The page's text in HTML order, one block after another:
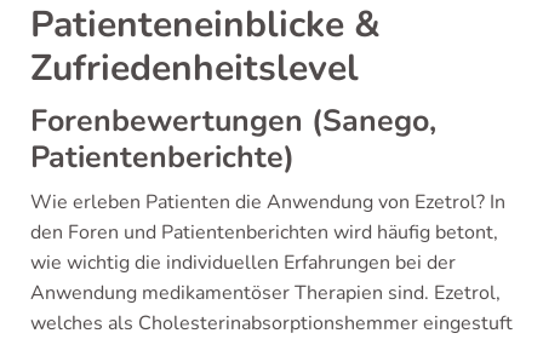
Patienteneinblicke &
Zufriedenheitslevel
Forenbewertungen (Sanego,
Patientenberichte)
Wie erleben Patienten die Anwendung von Ezetrol? In
den Foren und Patientenberichten wird häufig betont,
wie wichtig die individuellen Erfahrungen bei der
Anwendung medikamentöser Therapien sind. Ezetrol,
welches als Cholesterinabsorptionshemmer eingestuft